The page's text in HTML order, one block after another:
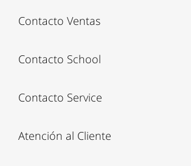
Contacto Ventas
Contacto School
Contacto Service
Atención al Cliente